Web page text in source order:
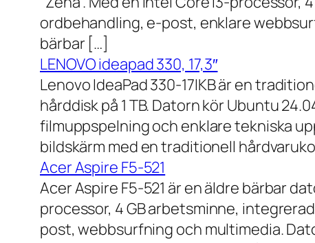
ordbehandling, e-post, enklare
bärbar […]
LENOVO ideapad 330, 17,3″
Lenovo IdeaPad 330-17IKB är en
hårddisk på 1 TB. Datorn kör Ubuntu
filmuppspelning och enklare tekniska
bildskärm med en traditionell
Acer Aspire F5-521
Acer Aspire F5-521 är en äldre bärbar
processor, 4 GB arbetsminne,
post, webbsurfning och multimedia.